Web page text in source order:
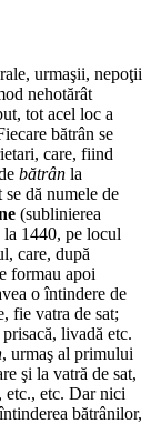
urmaşii, nepoţii
nehotărât
tot acel loc a
bătrân se
care, fiind
bătrân la
dă numele de
(sublinierea
la 1440, pe locul
care, după
formau apoi
o întindere de
fie vatra de sat;
livadă etc.
, urmaş al primului
şi la vatră de sat,
etc., etc. Dar nici
bătrânilor,